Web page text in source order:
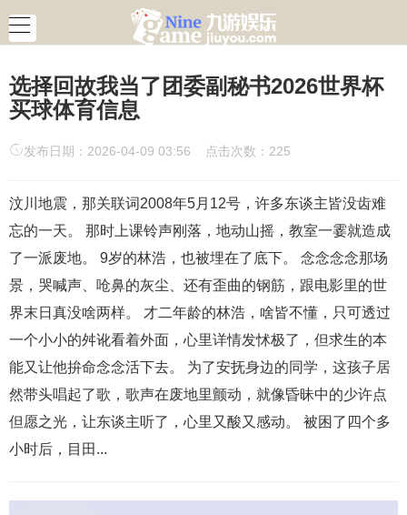
选择回故我当了团委副秘书2026世界杯
买球体育信息
发布日期：2026-04-09 03:56 点击次数：225
汶川地震，那关联词2008年5月12号，许多东谈主皆没齿难
忘的一天。 那时上课铃声刚落，地动山摇，教室一霎就造成
了一派废地。 9岁的林浩，也被埋在了底下。 念念念念那场
景，哭喊声、呛鼻的灰尘、还有歪曲的钢筋，跟电影里的世
界末日真没啥两样。 才二年龄的林浩，啥皆不懂，只可透过
一个小小的舛讹看着外面，心里详情发怵极了，但求生的本
能又让他拚命念念活下去。 为了安抚身边的同学，这孩子居
然带头唱起了歌，歌声在废地里颤动，就像昏昧中的少许点
但愿之光，让东谈主听了，心里又酸又感动。 被困了四个多
小时后，目田...